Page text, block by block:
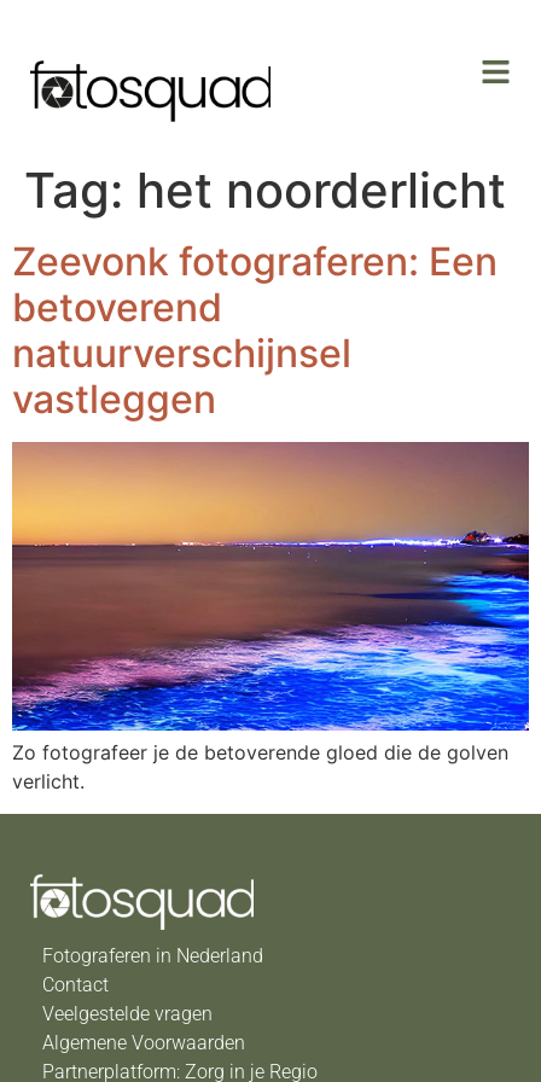
Tag: het noorderlicht
Zeevonk fotograferen: Een
betoverend
natuurverschijnsel
vastleggen
Zo fotografeer je de betoverende gloed die de golven
verlicht.
Fotograferen in Nederland
Contact
Veelgestelde vragen
Algemene Voorwaarden
Partnerplatform: Zorg in je Regio